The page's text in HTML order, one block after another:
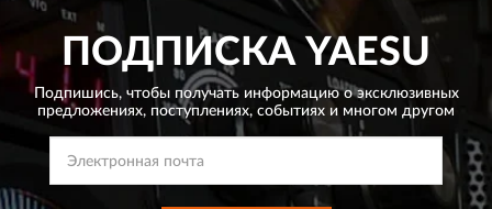
ПОДПИСКАYAESU
Подпишись, чтобы получать информацию о эксклюзивных
предложениях, поступлениях, событиях и многом другом